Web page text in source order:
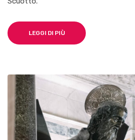
LEGGI DI PIÙ